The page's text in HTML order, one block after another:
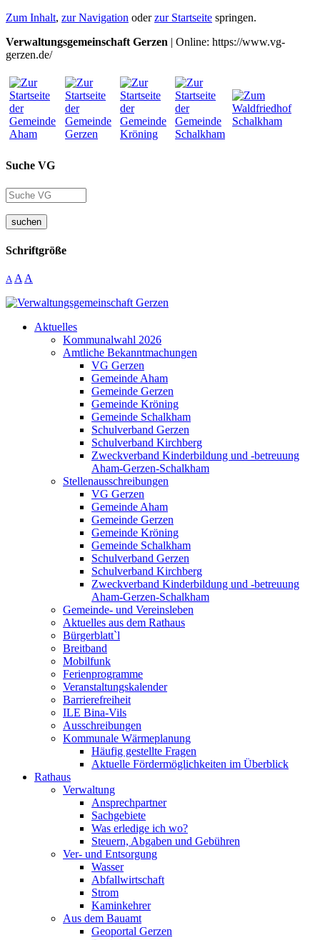
Zum Inhalt, zur Navigation oderzur Startseite springen.
Verwaltungsgemeinschaft Gerzen | Online: https://www.vg-
gerzen.de/
Suche VG
suchen
Schriftgröße
A A A
Aktuelles
Kommunalwahl 2026
Amtliche Bekanntmachungen
VG Gerzen
Gemeinde Aham
Gemeinde Gerzen
Gemeinde Kröning
Gemeinde Schalkham
Schulverband Gerzen
Schulverband Kirchberg
Zweckverband Kinderbildung und -betreuung
Aham-Gerzen-Schalkham
Stellenausschreibungen
VG Gerzen
Gemeinde Aham
Gemeinde Gerzen
Gemeinde Kröning
Gemeinde Schalkham
Schulverband Gerzen
Schulverband Kirchberg
Zweckverband Kinderbildung und -betreuung
Aham-Gerzen-Schalkham
Gemeinde- und Vereinsleben
Aktuelles aus dem Rathaus
Bürgerblatt`l
Breitband
Mobilfunk
Ferienprogramme
Veranstaltungskalender
Barrierefreiheit
ILE Bina-Vils
Ausschreibungen
Kommunale Wärmeplanung
Häufig gestellte Fragen
Aktuelle Fördermöglichkeiten im Überblick
Rathaus
Verwaltung
Ansprechpartner
Sachgebiete
Was erledige ich wo?
Steuern, Abgaben und Gebühren
Ver- und Entsorgung
Wasser
Abfallwirtschaft
Strom
Kaminkehrer
Aus dem Bauamt
Geoportal Gerzen